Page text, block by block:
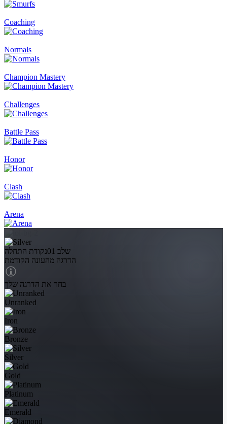
Coaching
Normals
Champion Mastery
Challenges
Battle Pass
Honor
Clash
Arena
שלב 01
נקודת התחלה
הדרגה מהעונה הקודמת
בחר את הדרגה שלך
Unranked
Iron
Bronze
Silver
Gold
Platinum
Emerald